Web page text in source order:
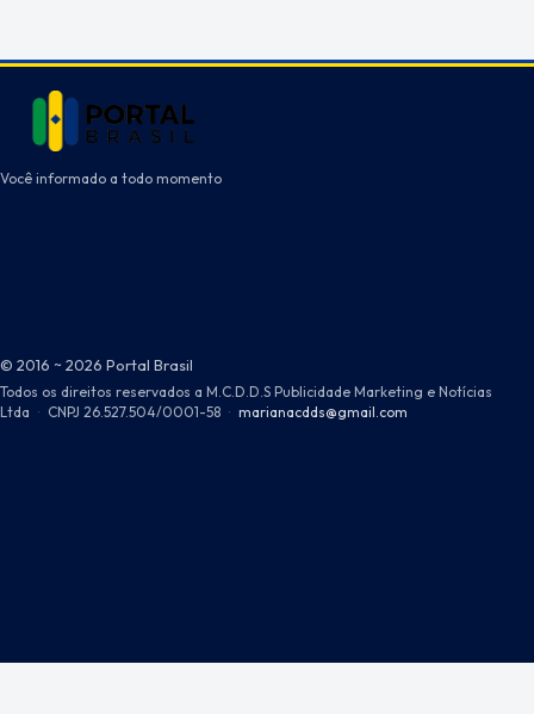
Você informado a todo momento
© 2016 ~ 2026 Portal Brasil
Todos os direitos reservados a M.C.D.D.S Publicidade Marketing e Notícias
Ltda · CNPJ 26.527.504/0001-58 · marianacdds@gmail.com